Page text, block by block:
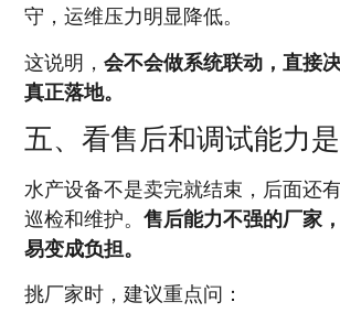
守，运维压力明显降低。
这说明， 会不会做系统联动，直接
真正落地。
五、看售后和调试能力
水产设备不是卖完就结束，后面还
巡检和维护。 售后能力不强的厂家
易变成负担。
挑厂家时，建议重点问：